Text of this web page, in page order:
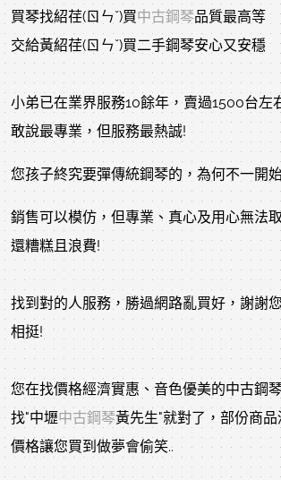
買琴找紹荏(ㄖㄣˇ)買中古鋼琴品質最高等
交給黃紹荏(ㄖㄣˇ)買二手鋼琴安心又安穩
小弟已在業界服務10餘年，賣過1500台左
敢說最專業，但服務最熱誠!
您孩子終究要彈傳統鋼琴的，為何不一開
銷售可以模仿，但專業、真心及用心無法
還糟糕且浪費!
找到對的人服務，勝過網路亂買好，謝謝
相挺!
您在找價格經濟實惠、音色優美的中古鋼
找"中壢中古鋼琴黃先生"就對了，部份商
價格讓您買到做夢會偷笑..